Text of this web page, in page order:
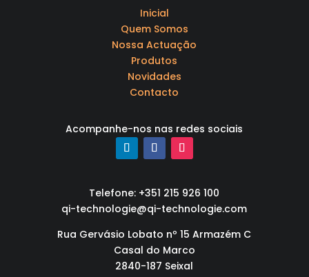
Inicial
Quem Somos
Nossa Actuação
Produtos
Novidades
Contacto
Acompanhe-nos nas redes sociais
Telefone: +351 215 926 100
qi-technologie@qi-technologie.com
Rua Gervásio Lobato nº 15 Armazém C
Casal do Marco
2840-187 Seixal